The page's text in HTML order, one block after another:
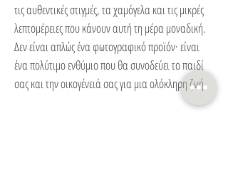
τις αυθεντικές στιγμές, τα χαμόγελα και τις μικρές
λεπτομέρειες που κάνουν αυτή τη μέρα μοναδική.
Δεν είναι απλώς ένα φωτογραφικό προϊόν· είναι
ένα πολύτιμο ενθύμιο που θα συνοδεύει το παιδί
σας και την οικογένειά σας για μια ολόκληρη ζωή.